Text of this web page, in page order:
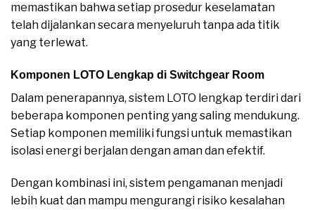
memastikan bahwa setiap prosedur keselamatan
telah dijalankan secara menyeluruh tanpa ada titik
yang terlewat.
Komponen LOTO Lengkap di Switchgear Room
Dalam penerapannya, sistem LOTO lengkap terdiri dari
beberapa komponen penting yang saling mendukung.
Setiap komponen memiliki fungsi untuk memastikan
isolasi energi berjalan dengan aman dan efektif.
Dengan kombinasi ini, sistem pengamanan menjadi
lebih kuat dan mampu mengurangi risiko kesalahan